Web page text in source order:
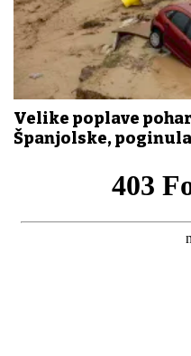
Velike poplave
Španjolske, poginula